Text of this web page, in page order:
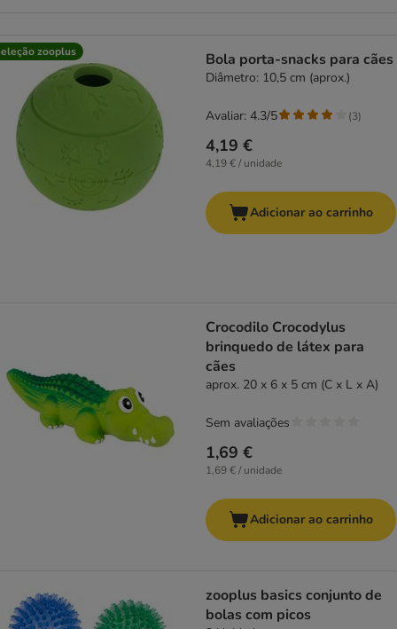
zooplus Bola porta-snacks para cães
Diâmetro: 10,5 cm (aprox.)
4,19 €
4,19 € / unidade
Avaliar: 4.3/5 (3)
Adicionar ao carrinho
Crocodilo Crocodylus
brinquedo de látex para
cães
aprox. 20 x 6 x 5 cm (C x L x A)
1,69 €
1,69 € / unidade
Sem avaliações
Adicionar ao carrinho
zooplus basics conjunto de
bolas com picos